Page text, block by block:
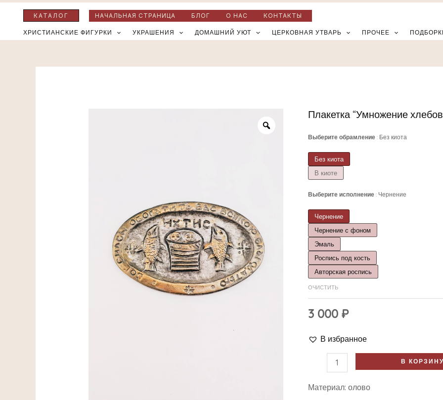
Перейти
содержимому
КАТАЛОГ НАЧАЛЬНАЯ СТРАНИЦА БЛОГ О НАС КОНТАКТЫ
ХРИСТИАНСКИЕ ФИГУРКИ УКРАШЕНИЯ ДОМАШНИЙ УЮТ ЦЕРКОВНАЯ УТВАРЬ ПРОЧЕЕ
Плакетка “Умножение
Выберите обрамление Без киота
Без киота
В киоте
Выберите исполнение Чернение
Чернение
Чернение с фоном
Эмаль
Роспись под кость
Авторская роспись
ОЧИСТИТЬ
3 000 ₽
В избранное
Количество
Плакетка
"Умножение
хлебов"
В
Материал: олово